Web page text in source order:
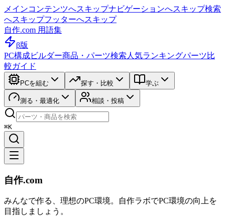
メインコンテンツへスキップナビゲーションへスキップ検索
へスキップフッターへスキップ
自作.com 用語集
β版
PC構成ビルダー商品・パーツ検索 人気ランキングパーツ比
較ガイド
PCを組む 探す・比較 学ぶ
測る・最適化 相談・投稿
⌘K
自作.com
みんなで作る、理想のPC環境。 自作ラボでPC環境の向上を
目指しましょう。